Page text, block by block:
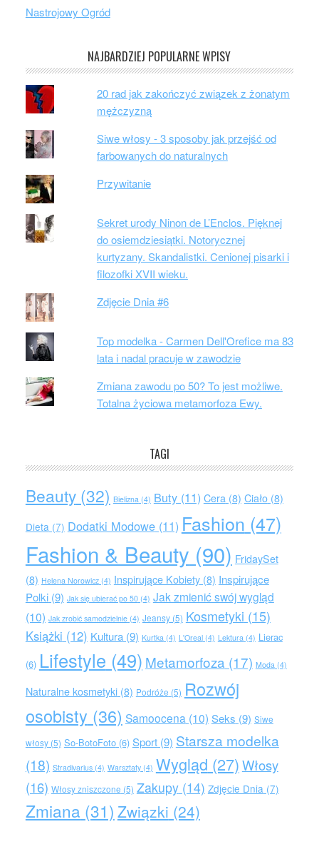
Nastrojowy Ogród
NAJBARDZIEJ POPULARNE WPISY
20 rad jak zakończyć związek z żonatym
mężczyzną
Siwe włosy - 3 sposoby jak przejść od
farbowanych do naturalnych
Przywitanie
Sekret urody Ninon de L’Enclos. Pięknej
do osiemdziesiątki. Notorycznej
kurtyzany. Skandalistki. Cenionej pisarki i
filozofki XVII wieku.
Zdjęcie Dnia #6
Top modelka - Carmen Dell'Orefice ma 83
lata i nadal pracuje w zawodzie
Zmiana zawodu po 50? To jest możliwe.
Totalna życiowa metamorfoza Ewy.
TAGI
Beauty(32) Bielizna(4) Buty(11) Cera(8) Ciało(8)
Dieta(7) Dodatki Modowe(11) Fashion (47)
Fashion & Beauty (90) FridaySet
(8) Helena Norowicz(4) Inspirujące Kobiety(8) Inspirujące
Polki(9) Jak się ubierać po 50(4) Jak zmienić swój wygląd
(10) Jak zrobić samodzielnie(4) Jeansy(5) Kosmetyki (15)
Książki (12) Kultura(9) Kurtka(4) L'Oreal(4) Lektura(4) Lierac
(6) Lifestyle (49) Metamorfoza (17) Moda(4)
Naturalne kosmetyki(8) Podróże (5) Rozwój
osobisty (36) Samoocena (10) Seks (9) Siwe
włosy(5) So-BotoFoto(6) Sport(9) Starsza modelka
(18) Stradivarius(4) Warsztaty(4) Wygląd (27)Włosy
(16) Włosy zniszczone (5) Zakupy(14) Zdjęcie Dnia(7)
Zmiana (31) Związki (24)